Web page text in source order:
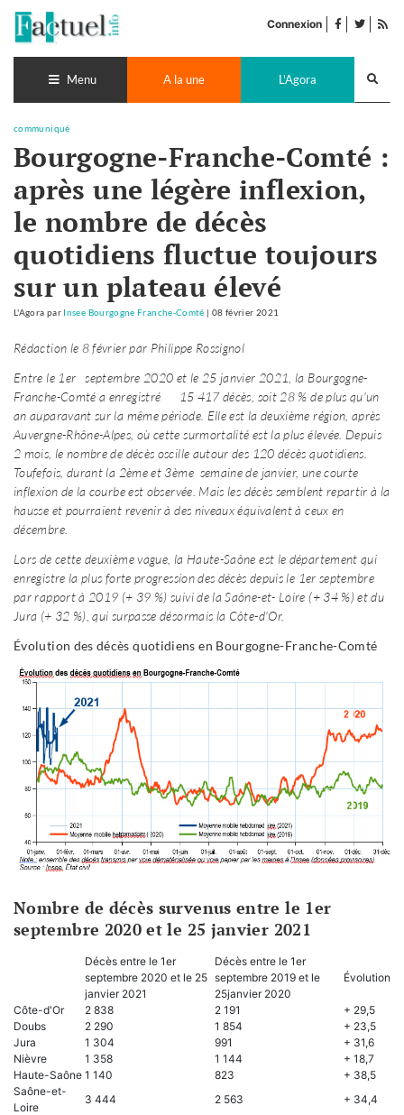
contenu
Connexion facebook
twitter
Menu A la une L'Agora
communiqué
Bourgogne-Franche-Comté :
après une légère inflexion,
le nombre de décès
quotidiens fluctue toujours
sur un plateau élevé
L'Agora par Insee Bourgogne Franche-Comté | 08 février 2021
Rédaction le 8 février par Philippe Rossignol
Entre le 1er septembre 2020 et le 25 janvier 2021, la Bourgogne-
Franche-Comté a enregistré 15 417 décès, soit 28 % de plus qu'un
an auparavant sur la même période. Elle est la deuxième région, après
Auvergne-Rhône-Alpes, où cette surmortalité est la plus élevée. Depuis
2 mois, le nombre de décès oscille autour des 120 décès quotidiens.
Toufefois, durant la 2ème et 3ème semaine de janvier, une courte
inflexion de la courbe est observée. Mais les décès semblent repartir à la
hausse et pourraient revenir à des niveaux équivalent à ceux en
décembre.
Lors de cette deuxième vague, la Haute-Saône est le département qui
enregistre la plus forte progression des décès depuis le 1er septembre
par rapport à 2019 (+ 39 %) suivi de la Saône-et- Loire (+ 34 %) et du
Jura (+ 32 %), qui surpasse désormais la Côte-d'Or.
Évolution des décès quotidiens en Bourgogne-Franche-Comté
Nombre de décès survenus entre le 1er
septembre 2020 et le 25 janvier 2021
Décès entre le 1er
septembre 2020 et le 25
janvier 2021
Décès entre le 1er
septembre 2019 et le
25janvier 2020
Évolution
Côte-d'Or 2 838 2 191
+ 29,5
Doubs
2 290 1 854
+ 23,5
Jura
1 304 991
+ 31,6
Nièvre
1 358 1 144
+ 18,7
Haute-Saône 1 140 823
+ 38,5
Saône-et-
Loire
3 444 2 563
+ 34,4